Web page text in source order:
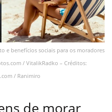
e benefícios sociais para os moradores
/ VitalikRadko – Créditos:
/ Ranimiro
de morar